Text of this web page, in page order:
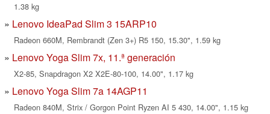
1.38 kg
Lenovo IdeaPad Slim 3 15ARP10
Radeon 660M, Rembrandt (Zen 3+) R5 150, 15.30", 1.59 kg
Lenovo Yoga Slim 7x, 11.ª generación
X2-85, Snapdragon X2 X2E-80-100, 14.00", 1.17 kg
Lenovo Yoga Slim 7a 14AGP11
Radeon 840M, Strix / Gorgon Point Ryzen AI 5 430, 14.00", 1.15 kg